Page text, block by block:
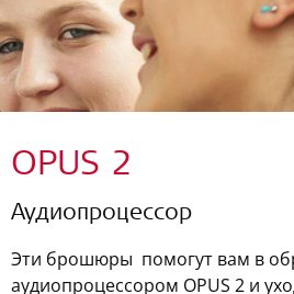
OPUS 2
Аудиопроцессор
Эти брошюры помогут вам в
аудиопроцессором OPUS 2 и